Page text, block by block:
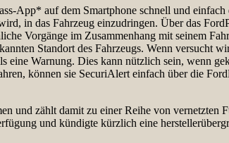
auf dem Smartphone schnell und einfach
in das Fahrzeug einzudringen. Über das
Vorgänge im Zusammenhang mit seinem
Standort des Fahrzeugs. Wenn versucht
Warnung. Dies kann nützlich sein, wenn
können sie SecuriAlert einfach über die
und zählt damit zu einer Reihe von
und kündigte kürzlich eine